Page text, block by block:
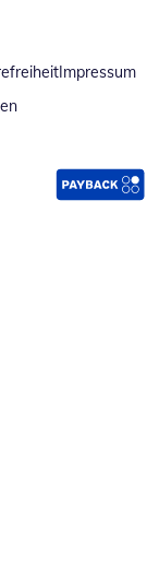
neuem Fenster
Impressum